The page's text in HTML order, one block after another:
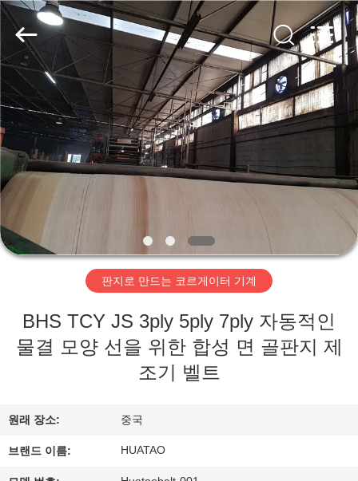
집
제
품
우
리
하
공
2020
-
2026
HUATAO
LOVER
All
Rights
Reserved.
판지로 만드는 코르게이터 기계
BHS TCY JS 3ply 5ply 7ply 자동적인
물결 모양 선을 위한 합성 면 골판지 제
조기 벨트
원래 장소: 중국
브랜드 이름: HUATAO